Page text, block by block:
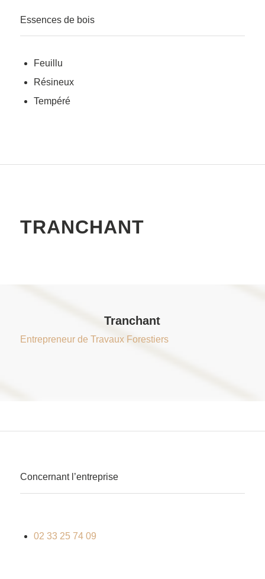
Essences de bois
Feuillu
Résineux
Tempéré
TRANCHANT
Tranchant
Entrepreneur de Travaux Forestiers
Concernant l’entreprise
02 33 25 74 09